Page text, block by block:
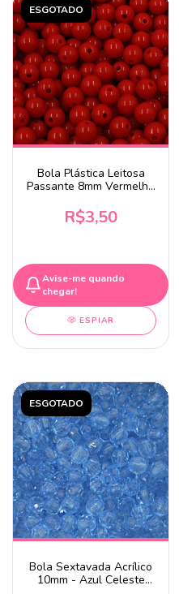
ESGOTADO
Bola Plástica Leitosa
Passante 8mm Vermelho
R$3,50
Avise-me quando
chegar!
ESPIAR
ESGOTADO
Bola Sextavada Acrílico
10mm - Azul Celeste